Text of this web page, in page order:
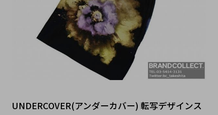
UNDERCOVER(アンダーカバー) 転写デザインス